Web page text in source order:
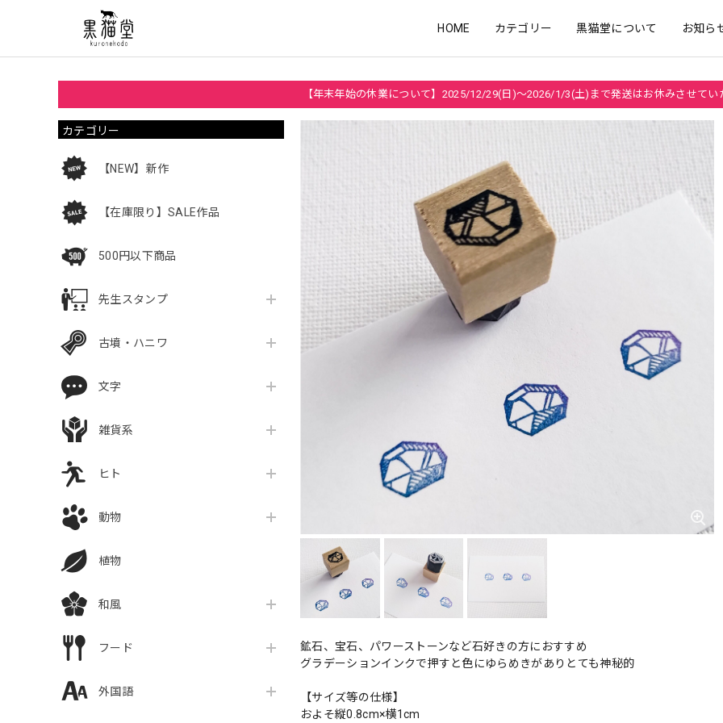
HOME カテゴリー 黒猫堂について お知ら
【年末年始の休業について】2025/12/29(日)～2026/1/3(土)まで発送はお休みさせてい
カテゴリー
【NEW】新作
【在庫限り】SALE作品
500円以下商品
先生スタンプ
古墳・ハニワ
文字
雑貨系
ヒト
動物
植物
和風
フード
外国語
鉱石、宝石、パワーストーンなど石好きの方におすすめ
グラデーションインクで押すと色にゆらめきがありとても神秘的
【サイズ等の仕様】
およそ縦0.8cm×横1cm